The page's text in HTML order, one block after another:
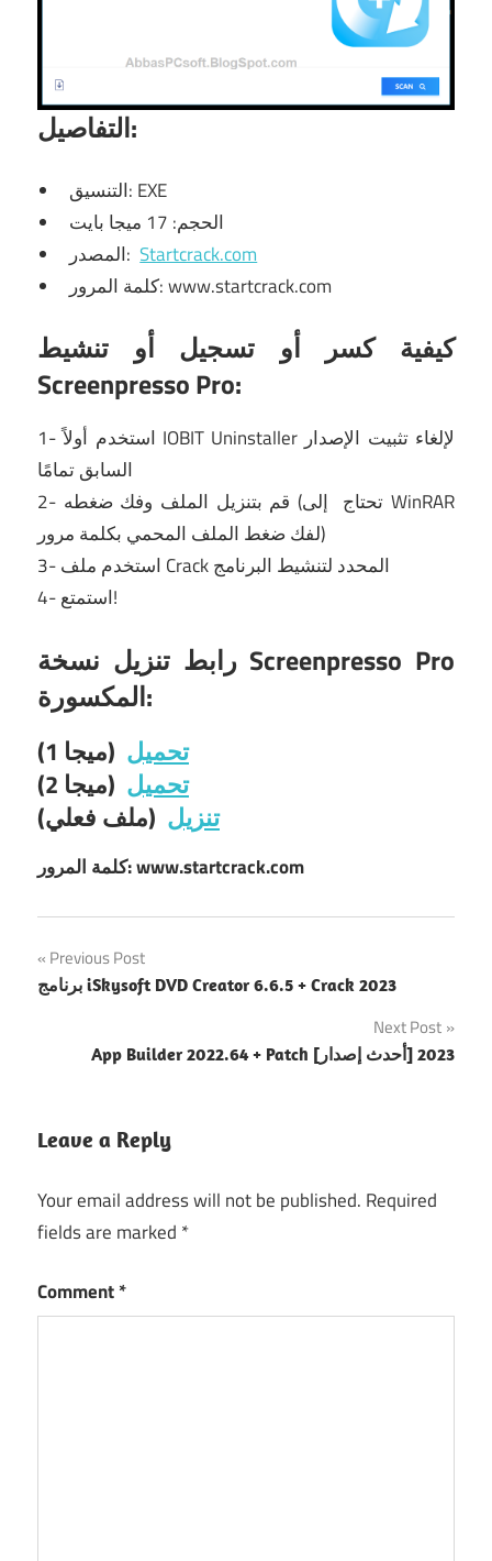
التفاصيل:
التنسيق: EXE
الحجم: 17 ميجا بايت
المصدر:Startcrack.com
كلمة المرور: www.startcrack.com
كيفية كسر أو تسجيل أو تنشيط
Screenpresso Pro:
IOBIT Uninstaller لإلغاء تثبيت الإصدار
2- قم بتنزيل الملف وفك ضغطه (تحتاج إلىWinRAR
لفك ضغط الملف المحمي بكلمة مرور)
3- استخدم ملف Crack المحدد لتنشيط البرنامج
4- استمتع!
رابط تنزيل نسخة Screenpresso Pro
المكسورة:
تحميل (ميجا 1)
تحميل (ميجا 2)
تنزيل (ملف فعلي)
كلمة المرور: www.startcrack.com
Post
navigation
Previous Post
برنامج iSkysoft DVD Creator 6.6.5 + Crack 2023
Next Post
App Builder 2022.64 + Patch [أحدث إصدار] 2023
Leave a Reply
Your email address will not be published. Required
fields are marked *
Comment*